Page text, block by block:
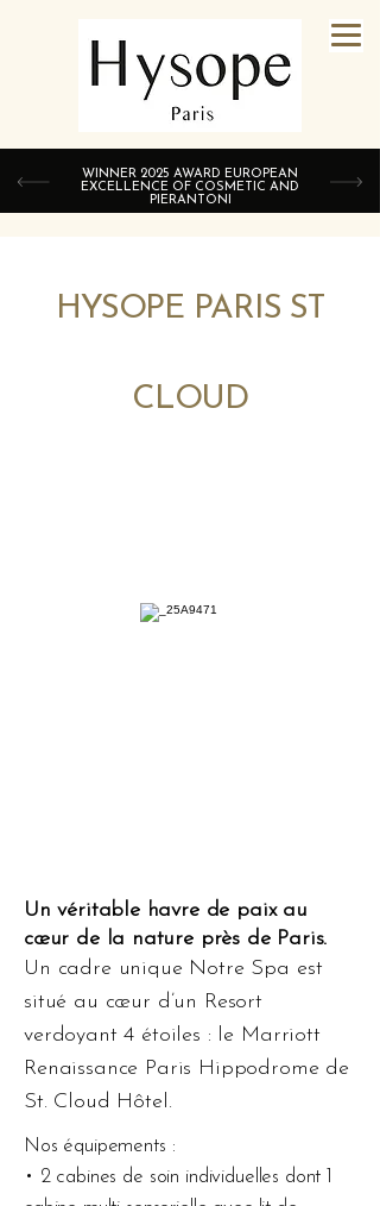
WINNER 2025 AWARD EUROPEAN
EXCELLENCE OF COSMETIC AND
PIERANTONI
HYSOPE PARIS ST
CLOUD
Un véritable havre de paix au
cœur de la nature près de Paris.
Un cadre unique Notre Spa est
situé au cœur d’un Resort
verdoyant 4 étoiles : le Marriott
Renaissance Paris Hippodrome de
St. Cloud Hôtel.
Nos équipements :
• 2 cabines de soin individuelles dont 1